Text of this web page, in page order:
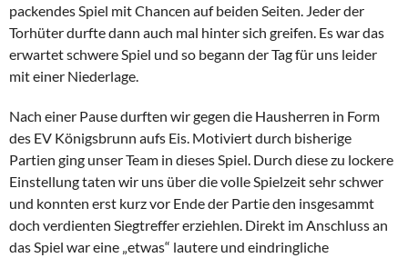
packendes Spiel mit Chancen auf beiden Seiten. Jeder der
Torhüter durfte dann auch mal hinter sich greifen. Es war das
erwartet schwere Spiel und so begann der Tag für uns leider
mit einer Niederlage.
Nach einer Pause durften wir gegen die Hausherren in Form
des EV Königsbrunn aufs Eis. Motiviert durch bisherige
Partien ging unser Team in dieses Spiel. Durch diese zu lockere
Einstellung taten wir uns über die volle Spielzeit sehr schwer
und konnten erst kurz vor Ende der Partie den insgesammt
doch verdienten Siegtreffer erziehlen. Direkt im Anschluss an
das Spiel war eine „etwas“ lautere und eindringliche